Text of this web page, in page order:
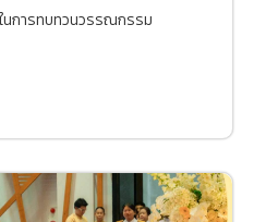
นการทบทวนวรรณกรรม